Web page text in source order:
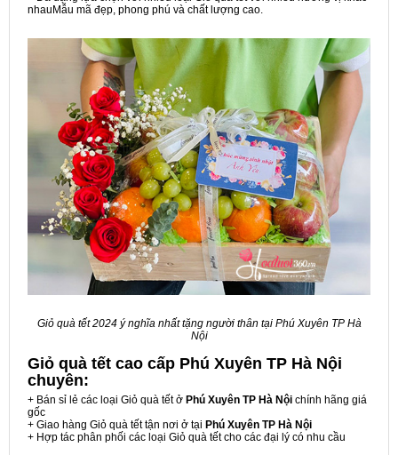
nhauMẫu mã đẹp, phong phú và chất lượng cao.
Giỏ quà tết 2024 ý nghĩa nhất tặng người thân tại Phú Xuyên TP Hà
Nội
Giỏ quà tết cao cấp Phú Xuyên TP Hà Nội
chuyên:
+ Bán sỉ lẻ các loại Giỏ quà tết ở Phú Xuyên TP Hà Nội chính hãng giá
gốc
+ Giao hàng Giỏ quà tết tận nơi ở tại Phú Xuyên TP Hà Nội
+ Hợp tác phân phối các loại Giỏ quà tết cho các đại lý có nhu cầu